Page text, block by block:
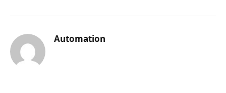
Automation